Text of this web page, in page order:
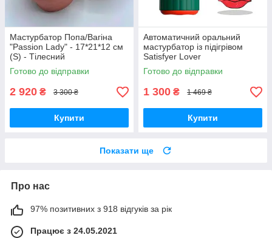
Мастурбатор Попа/Вагіна
"Passion Lady" - 17*21*12 см
(S) - Тілесний
Готово до відправки
2 920 ₴ 3 300 ₴
Купити
Автоматичний оральний
мастурбатор із підігрівом
Satisfyer Lover
Готово до відправки
1 300 ₴ 1 469 ₴
Купити
Показати ще
Про нас
97% позитивних з 918 відгуків за рік
Працює з 24.05.2021